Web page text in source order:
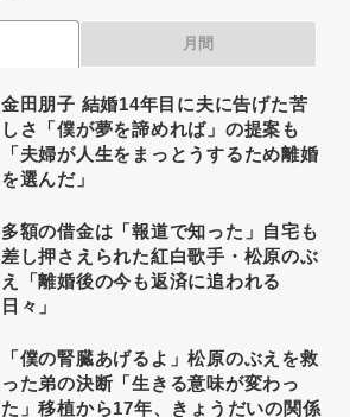
月間
金田朋子 結婚14年目に夫に告げた苦
しさ「僕が夢を諦めれば」の提案も
「夫婦が人生をまっとうするため離婚
を選んだ」
多額の借金は「報道で知った」自宅も
差し押さえられた紅白歌手・松原のぶ
え「離婚後の今も返済に追われる
日々」
「僕の腎臓あげるよ」松原のぶえを救
った弟の決断「生きる意味が変わっ
た」移植から17年、きょうだいの関係